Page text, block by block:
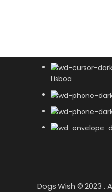
Lisboa
Dogs Wish © 2023 .